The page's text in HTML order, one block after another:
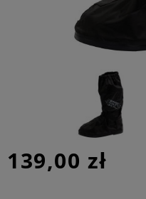
139,00 zł